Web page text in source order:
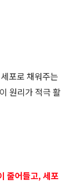
포로 채워주는
원리가 적극 활
줄어들고, 세포